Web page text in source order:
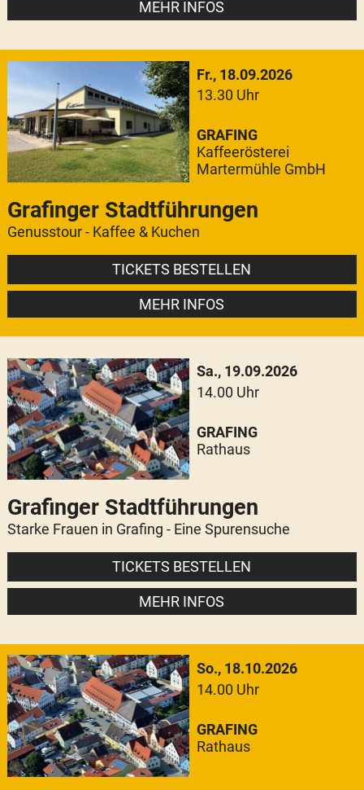
MEHR INFOS
Fr., 18.09.2026
13.30 Uhr
Grafinger Stadtführungen
Genusstour - Kaffee & Kuchen
TICKETS BESTELLEN
MEHR INFOS
GRAFING
Kaffeerösterei
Martermühle GmbH
Sa., 19.09.2026
14.00 Uhr
Grafinger Stadtführungen
Starke Frauen in Grafing - Eine Spurensuche
TICKETS BESTELLEN
MEHR INFOS
GRAFING
Rathaus
So., 18.10.2026
14.00 Uhr
GRAFING
Rathaus